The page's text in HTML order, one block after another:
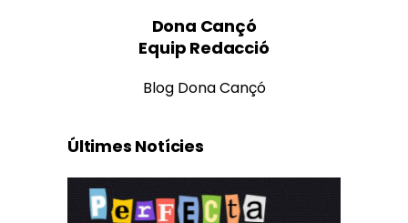
Dona Cançó
Equip Redacció
Blog Dona Cançó
Últimes Notícies